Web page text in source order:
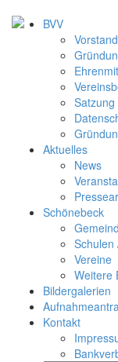
BVV
Vorstand
Satzung
Aktuelles
News
Schönebeck
Schulen
Vereine
Weitere
Bildergalerien
Kontakt